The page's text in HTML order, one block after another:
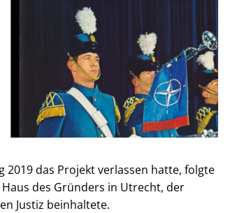
2019 das Projekt verlassen hatte, folgte
des Gründers in Utrecht, der
Justiz beinhaltete.